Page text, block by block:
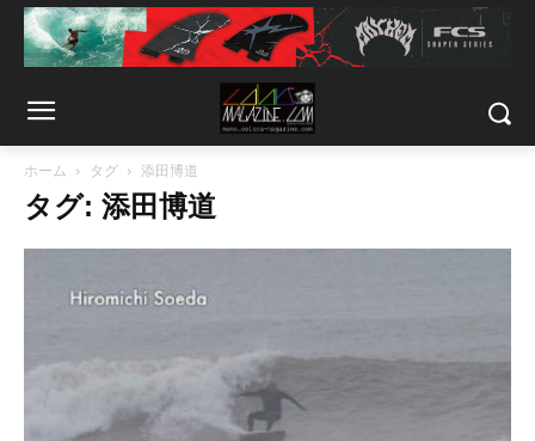
ホーム タグ 添田博道
タグ: 添田博道